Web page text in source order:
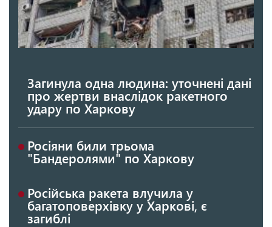
Загинула одна людина: уточнені дані
про жертви внаслідок ракетного
удару по Харкову
Росіяни били трьома
"Бандеролями" по Харкову
Російська ракета влучила у
багатоповерхівку у Харкові, є
загиблі